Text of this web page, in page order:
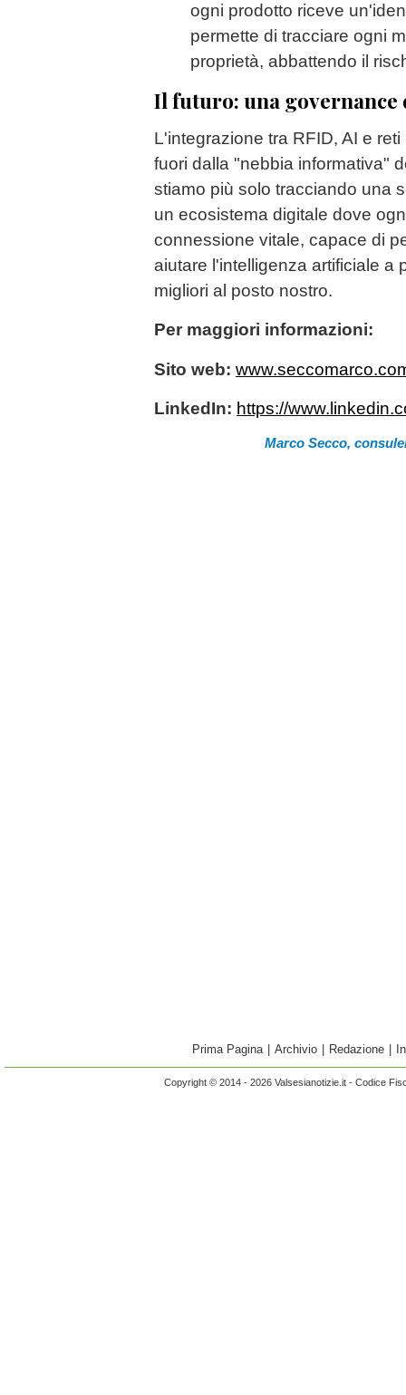
ogni prodotto riceve
permette di tracciare ogni
proprietà, abbattendo il
Il futuro: una governance
L'integrazione tra RFID, AI e
fuori dalla "nebbia informativa"
stiamo più solo tracciando una
un ecosistema digitale dove
connessione vitale, capace di
aiutare l'intelligenza artificiale a
migliori al posto nostro.
Per maggiori informazioni:
Sito web:
LinkedIn: https://
Marco Secco,
Prima Pagina Archivio Redazione
Copyright © 2014 - 2026 Valsesianotizie.it - Codice